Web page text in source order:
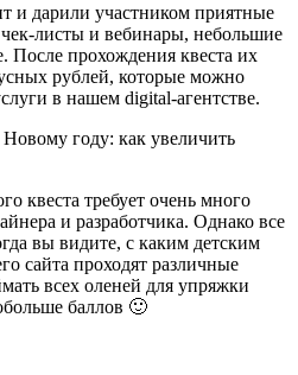
и дарили участником приятные
листы и вебинары, небольшие
После прохождения квеста их
рублей, которые можно
в нашем digital-агентстве.
квеста требует очень много
и разработчика. Однако все
вы видите, с каким детским
сайта проходят различные
всех оленей для упряжки
баллов 🙂